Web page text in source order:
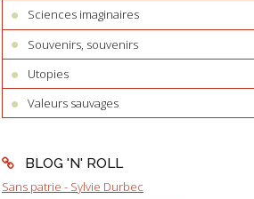
Sciences imaginaires
Souvenirs, souvenirs
Utopies
Valeurs sauvages
BLOG 'N' ROLL
Sans patrie - Sylvie Durbec